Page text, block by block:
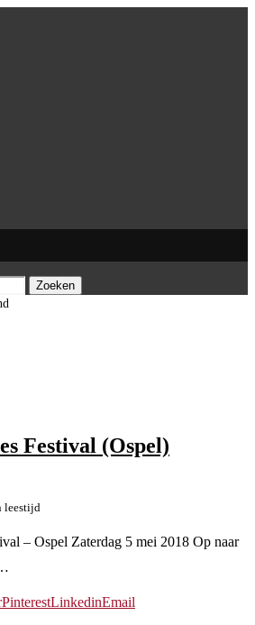
Zoeken
Festival (Ospel)
leestijd
– Ospel Zaterdag 5 mei 2018 Op naar
PinterestLinkedinEmail